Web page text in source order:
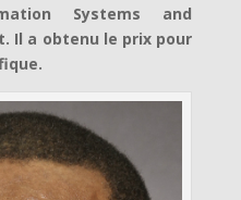
Systems and
Il a obtenu le prix pour